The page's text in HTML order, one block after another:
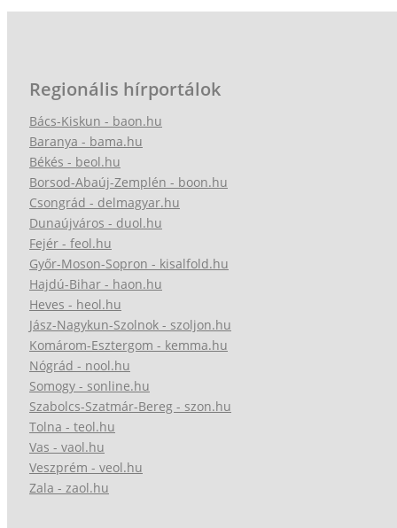
Regionális hírportálok
Bács-Kiskun - baon.hu
Baranya - bama.hu
Békés - beol.hu
Borsod-Abaúj-Zemplén - boon.hu
Csongrád - delmagyar.hu
Dunaújváros - duol.hu
Fejér - feol.hu
Győr-Moson-Sopron - kisalfold.hu
Hajdú-Bihar - haon.hu
Heves - heol.hu
Jász-Nagykun-Szolnok - szoljon.hu
Komárom-Esztergom - kemma.hu
Nógrád - nool.hu
Somogy - sonline.hu
Szabolcs-Szatmár-Bereg - szon.hu
Tolna - teol.hu
Vas - vaol.hu
Veszprém - veol.hu
Zala - zaol.hu